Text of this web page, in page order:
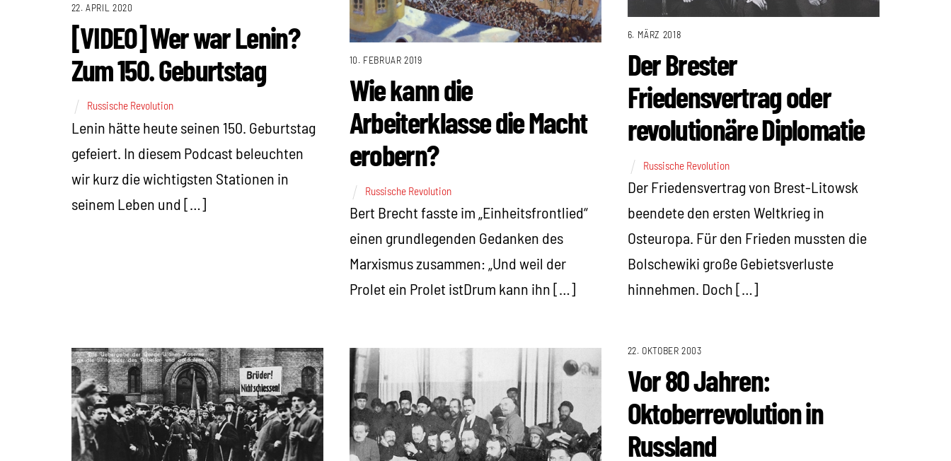
22. APRIL 2020
[VIDEO] Wer war Lenin?
Zum 150. Geburtstag
Russische Revolution
Lenin hätte heute seinen 150. Geburtstag
gefeiert. In diesem Podcast beleuchten
wir kurz die wichtigsten Stationen in
seinem Leben und […]
10. FEBRUAR 2019
Wie kann die
Arbeiterklasse die Macht
erobern?
Russische Revolution
Bert Brecht fasste im „Einheitsfrontlied“
einen grundlegenden Gedanken des
Marxismus zusammen: „Und weil der
Prolet ein Prolet istDrum kann ihn […]
6. MÄRZ 2018
Der Brester
Friedensvertrag oder
revolutionäre Diplomatie
Russische Revolution
Der Friedensvertrag von Brest-Litowsk
beendete den ersten Weltkrieg in
Osteuropa. Für den Frieden mussten die
Bolschewiki große Gebietsverluste
hinnehmen. Doch […]
22. OKTOBER 2003
Vor 80 Jahren:
Oktoberrevolution in
Russland